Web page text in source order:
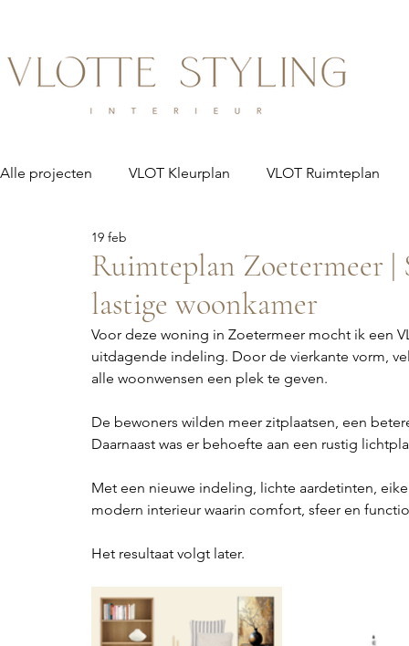
Alle projecten VLOT Kleurplan VLOT Ruimteplan
Ruimteplan Zoetermeer
lastige woonkamer
19 feb
Voor deze woning in Zoetermeer mocht ik een
uitdagende indeling. Door de vierkante vorm,
alle woonwensen een plek te geven.
De bewoners wilden meer zitplaatsen, een
Daarnaast was er behoefte aan een rustig
Met een nieuwe indeling, lichte aardetinten,
modern interieur waarin comfort, sfeer en
Het resultaat volgt later.